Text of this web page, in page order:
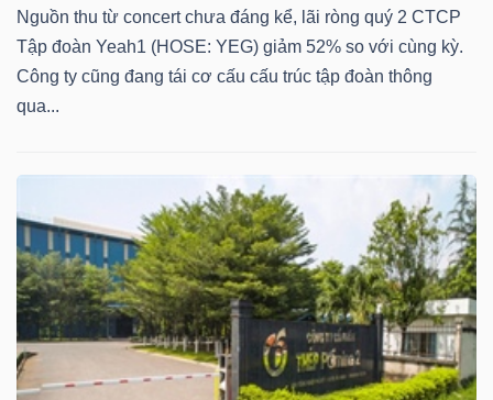
Nguồn thu từ concert chưa đáng kể, lãi ròng quý 2 CTCP
Tập đoàn Yeah1 (HOSE: YEG) giảm 52% so với cùng kỳ.
Công ty cũng đang tái cơ cấu cấu trúc tập đoàn thông
qua...